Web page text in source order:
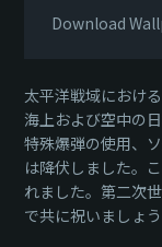
Download
太平洋戦域におけ
海上および空中の
特殊爆弾の使用、
は降伏しました。
れました。第二次
で共に祝いましょう